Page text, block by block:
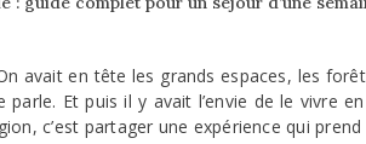
avait en tête les grands espaces, les
Et puis il y avait l’envie de le vivre
c’est partager une expérience qui